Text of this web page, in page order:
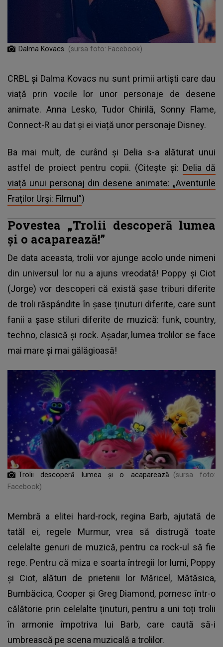
Dalma Kovacs (sursa foto: Facebook)
CRBL și Dalma Kovacs nu sunt primii artiști care dau
viață prin vocile lor unor personaje de desene
animate. Anna Lesko, Tudor Chirilă, Sonny Flame,
Connect-R au dat și ei viață unor personaje Disney.
Ba mai mult, de curând și Delia s-a alăturat unui
astfel de proiect pentru copii. (Citește și: Delia dă
viață unui personaj din desene animate: „Aventurile
Fraților Urși: Filmul”)
Povestea „Trolii descoperă lumea
și o acaparează!”
De data aceasta, trolii vor ajunge acolo unde nimeni
din universul lor nu a ajuns vreodată! Poppy și Ciot
(Jorge) vor descoperi că există șase triburi diferite
de troli răspândite în șase ținuturi diferite, care sunt
fanii a șase stiluri diferite de muzică: funk, country,
techno, clasică și rock. Așadar, lumea trolilor se face
mai mare și mai gălăgioasă!
Trolii descoperă lumea și o acaparează
(sursa foto:
Facebook)
Membră a elitei hard-rock, regina Barb, ajutată de
tatăl ei, regele Murmur, vrea să distrugă toate
celelalte genuri de muzică, pentru ca rock-ul să fie
rege. Pentru că miza e soarta întregii lor lumi, Poppy
și Ciot, alături de prietenii lor Măricel, Mătăsica,
Bumbăcica, Cooper și Greg Diamond, pornesc într-o
călătorie prin celelalte ținuturi, pentru a uni toți trolii
în armonie împotriva lui Barb, care caută să-i
umbrească pe scena muzicală a trolilor.